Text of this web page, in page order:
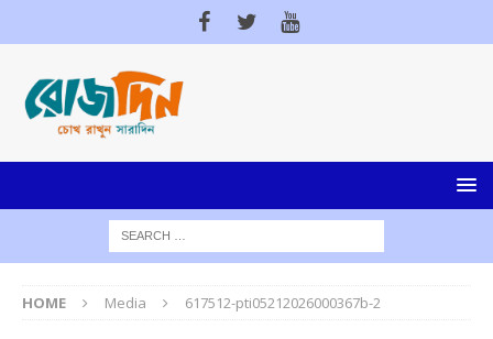
HOME Media 617512-pti05212026000367b-2